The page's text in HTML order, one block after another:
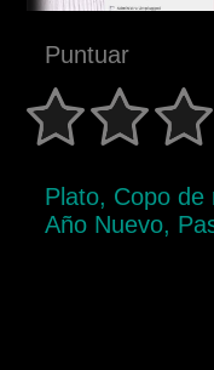
Puntuar
Plato, Copo de
Año Nuevo,